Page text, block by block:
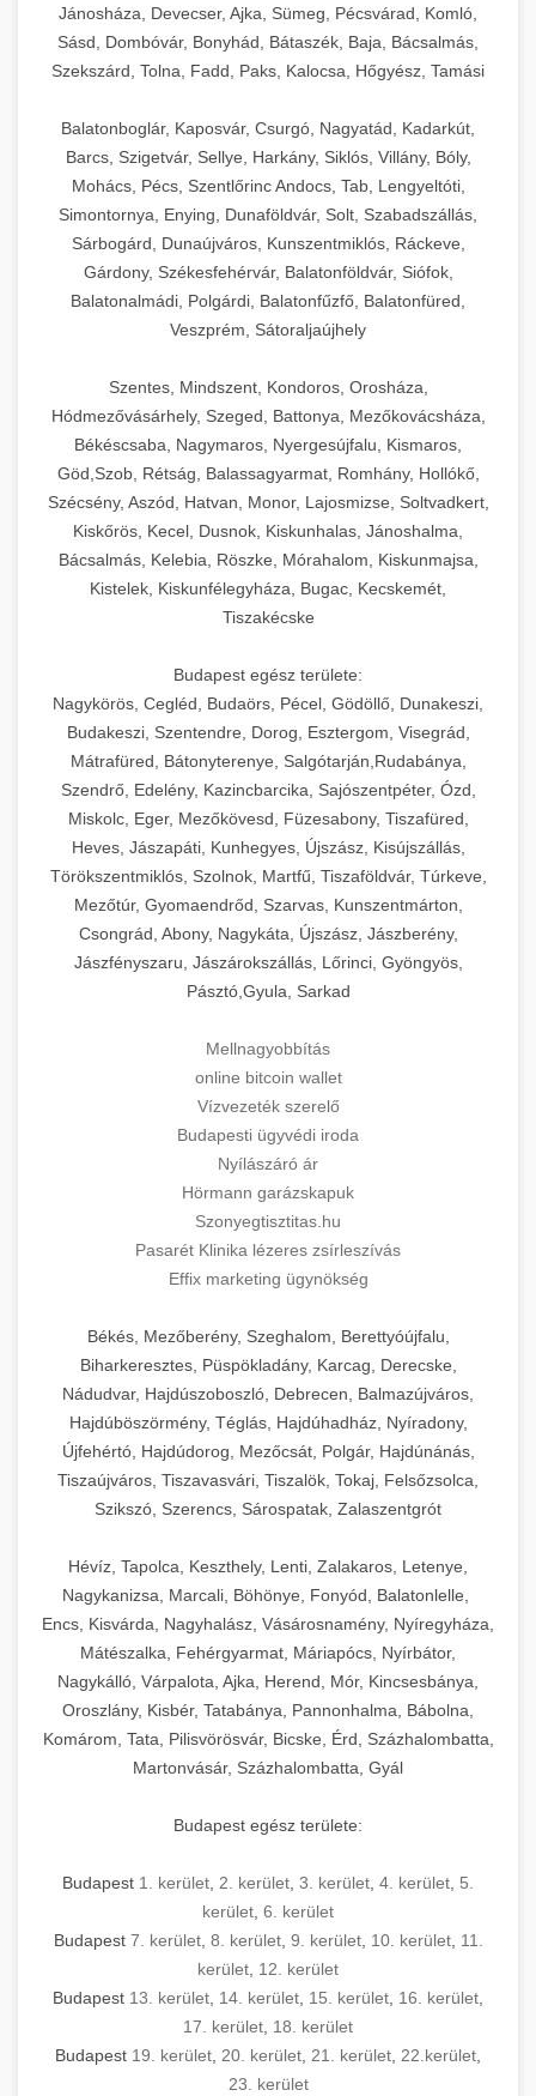
Jánosháza, Devecser, Ajka, Sümeg, Pécsvárad, Komló,
Sásd, Dombóvár, Bonyhád, Bátaszék, Baja, Bácsalmás,
Szekszárd, Tolna, Fadd, Paks, Kalocsa, Hőgyész, Tamási
Balatonboglár, Kaposvár, Csurgó, Nagyatád, Kadarkút,
Barcs, Szigetvár, Sellye, Harkány, Siklós, Villány, Bóly,
Mohács, Pécs, Szentlőrinc Andocs, Tab, Lengyeltóti,
Simontornya, Enying, Dunaföldvár, Solt, Szabadszállás,
Sárbogárd, Dunaújváros, Kunszentmiklós, Ráckeve,
Gárdony, Székesfehérvár, Balatonföldvár, Siófok,
Balatonalmádi, Polgárdi, Balatonfűzfő, Balatonfüred,
Veszprém, Sátoraljaújhely
Szentes, Mindszent, Kondoros, Orosháza,
Hódmezővásárhely, Szeged, Battonya, Mezőkovácsháza,
Békéscsaba, Nagymaros, Nyergesújfalu, Kismaros,
Göd,Szob, Rétság, Balassagyarmat, Romhány, Hollókő,
Szécsény, Aszód, Hatvan, Monor, Lajosmizse, Soltvadkert,
Kiskőrös, Kecel, Dusnok, Kiskunhalas, Jánoshalma,
Bácsalmás, Kelebia, Röszke, Mórahalom, Kiskunmajsa,
Kistelek, Kiskunfélegyháza, Bugac, Kecskemét,
Tiszakécske
Budapest egész területe:
Nagykörös, Cegléd, Budaörs, Pécel, Gödöllő, Dunakeszi,
Budakeszi, Szentendre, Dorog, Esztergom, Visegrád,
Mátrafüred, Bátonyterenye, Salgótarján,Rudabánya,
Szendrő, Edelény, Kazincbarcika, Sajószentpéter, Ózd,
Miskolc, Eger, Mezőkövesd, Füzesabony, Tiszafüred,
Heves, Jászapáti, Kunhegyes, Újszász, Kisújszállás,
Törökszentmiklós, Szolnok, Martfű, Tiszaföldvár, Túrkeve,
Mezőtúr, Gyomaendrőd, Szarvas, Kunszentmárton,
Csongrád, Abony, Nagykáta, Újszász, Jászberény,
Jászfényszaru, Jászárokszállás, Lőrinci, Gyöngyös,
Pásztó,Gyula, Sarkad
Mellnagyobbítás
online bitcoin wallet
Vízvezeték szerelő
Budapesti ügyvédi iroda
Nyílászáró ár
Hörmann garázskapuk
Szonyegtisztitas.hu
Pasarét Klinika lézeres zsírleszívás
Effix marketing ügynökség
Békés, Mezőberény, Szeghalom, Berettyóújfalu,
Biharkeresztes, Püspökladány, Karcag, Derecske,
Nádudvar, Hajdúszoboszló, Debrecen, Balmazújváros,
Hajdúböszörmény, Téglás, Hajdúhadház, Nyíradony,
Újfehértó, Hajdúdorog, Mezőcsát, Polgár, Hajdúnánás,
Tiszaújváros, Tiszavasvári, Tiszalök, Tokaj, Felsőzsolca,
Szikszó, Szerencs, Sárospatak, Zalaszentgrót
Hévíz, Tapolca, Keszthely, Lenti, Zalakaros, Letenye,
Nagykanizsa, Marcali, Böhönye, Fonyód, Balatonlelle,
Encs, Kisvárda, Nagyhalász, Vásárosnamény, Nyíregyháza,
Mátészalka, Fehérgyarmat, Máriapócs, Nyírbátor,
Nagykálló, Várpalota, Ajka, Herend, Mór, Kincsesbánya,
Oroszlány, Kisbér, Tatabánya, Pannonhalma, Bábolna,
Komárom, Tata, Pilisvörösvár, Bicske, Érd, Százhalombatta,
Martonvásár, Százhalombatta, Gyál
Budapest egész területe:
Budapest 1. kerület 2. kerület 3. kerület 4. kerület 5.
kerület 6. kerület
Budapest 7. kerület, 8. kerület, 9. kerület, 10. kerület, 11.
kerület 12. kerület
Budapest 13. kerület 14. kerület 15. kerület 16. kerület
17. kerület 18. kerület
Budapest 19. kerület 20. kerület 21. kerület 22.kerület
23. kerület